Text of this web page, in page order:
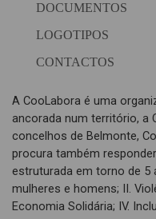
DOCUMENTOS
LOGOTIPOS
CONTACTOS
A CooLabora é uma
ancorada num território, a
concelhos de Belmonte,
procura também
estruturada em torno de 5
mulheres e homens; II.
Economia Solidária; IV.